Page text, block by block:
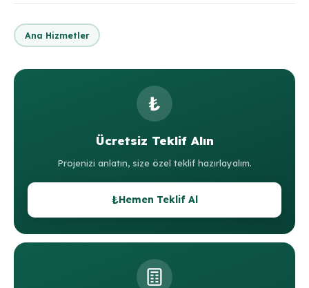
Ana Hizmetler
₺
Ücretsiz Teklif Alın
Projenizi anlatın, size özel teklif hazırlayalım.
₺Hemen Teklif Al